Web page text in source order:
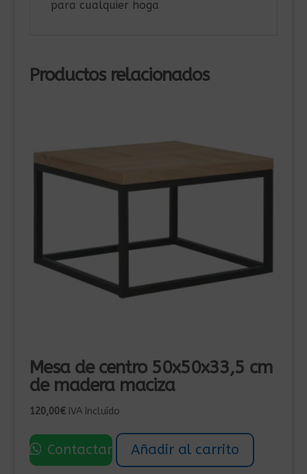
para cualquier hoga
Productos relacionados
Mesa de centro 50x50x33,5 cm
de madera maciza
120,00€ IVA Incluído
Contactar Añadir al carrito